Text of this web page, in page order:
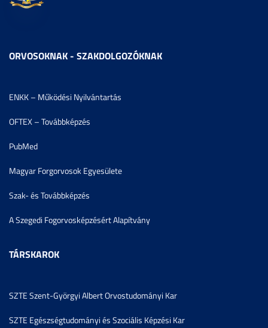
ORVOSOKNAK - SZAKDOLGOZÓKNAK
ENKK – Működési Nyilvántartás
OFTEX – Továbbképzés
PubMed
Magyar Forgorvosok Egyesülete
Szak- és Továbbképzés
A Szegedi Fogorvosképzésért Alapítvány
TÁRSKAROK
SZTE Szent-Györgyi Albert Orvostudományi Kar
SZTE Egészségtudományi és Szociális Képzési Kar